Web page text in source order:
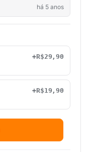
há 5 anos
+R$29,90
+R$19,90